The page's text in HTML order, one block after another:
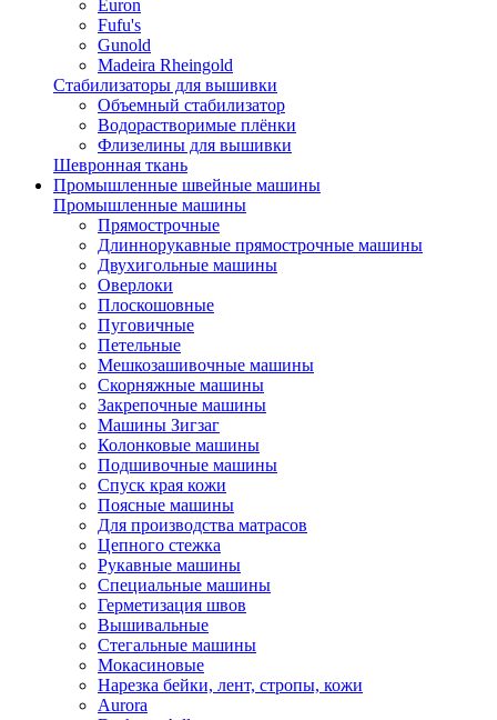
Euron
Fufu's
Gunold
Madeira Rheingold
Стабилизаторы для вышивки
Объемный стабилизатор
Водорастворимые плёнки
Флизелины для вышивки
Шевронная ткань
Промышленные швейные машины
Промышленные машины
Прямострочные
Длиннорукавные прямострочные машины
Двухигольные машины
Оверлоки
Плоскошовные
Пуговичные
Петельные
Мешкозашивочные машины
Скорняжные машины
Закрепочные машины
Машины Зигзаг
Колонковые машины
Подшивочные машины
Спуск края кожи
Поясные машины
Для производства матрасов
Цепного стежка
Рукавные машины
Специальные машины
Герметизация швов
Вышивальные
Стегальные машины
Мокасиновые
Нарезка бейки, лент, стропы, кожи
Aurora